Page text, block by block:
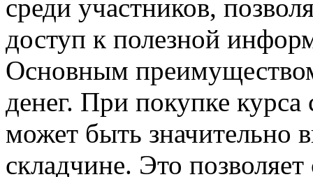
среди участников,
доступ к полезной
Основным
денег. При покупке курса
может быть значительно
складчине. Это